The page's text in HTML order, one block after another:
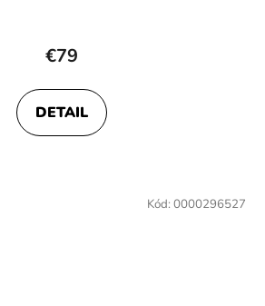
€79
DETAIL
Kód: 0000296527